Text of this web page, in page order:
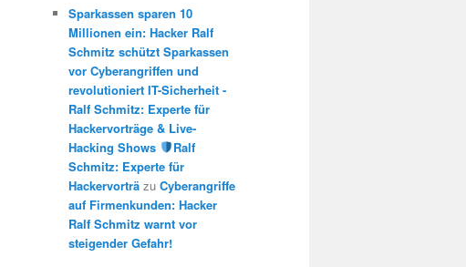
Sparkassen sparen 10
Millionen ein: Hacker Ralf
Schmitz schützt Sparkassen
vor Cyberangriffen und
revolutioniert IT-Sicherheit -
Ralf Schmitz: Experte für
Hackervorträge & Live-
Hacking Shows
Ralf
Schmitz: Experte für
Hackervorträ zu Cyberangriffe
auf Firmenkunden: Hacker
Ralf Schmitz warnt vor
steigender Gefahr!